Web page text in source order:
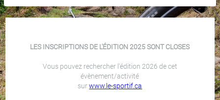
LES INSCRIPTIONS DE L'ÉDITION 2025 SONT CLOSES
Vous pouvez rechercher l'édition 2026 de cet
évènement/activité
surwww.le-sportif.ca